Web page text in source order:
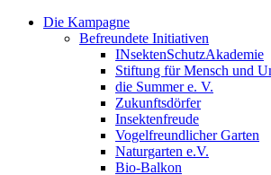
Die Kampagne
Befreundete Initiativen
INsektenSchutzAkademie
Stiftung für Mensch und
die Summer e. V.
Zukunftsdörfer
Insektenfreude
Vogelfreundlicher Garten
Naturgarten e.V.
Bio-Balkon